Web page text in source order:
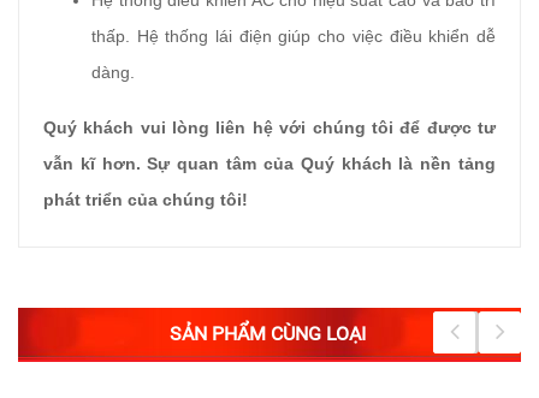
thấp. Hệ thống lái điện giúp cho việc điều khiển dễ
dàng.
Quý khách vui lòng liên hệ với chúng tôi để được tư
vẫn kĩ hơn. Sự quan tâm của Quý khách là nền tảng
phát triển của chúng tôi!
SẢN PHẨM CÙNG LOẠI